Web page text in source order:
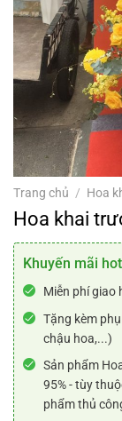
Trang chủ / Hoa
Hoa khai
Khuyến mãi
Miễn phí giao
Tặng kèm
chậu hoa,...)
Sản phẩm
95% - tùy
phẩm thủ